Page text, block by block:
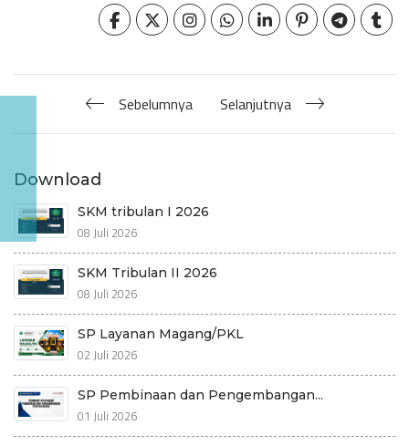
Sebelumnya Selanjutnya
Download
SKM tribulan I 2026
08 Juli 2026
SKM Tribulan II 2026
08 Juli 2026
SP Layanan Magang/PKL
02 Juli 2026
SP Pembinaan dan Pengembangan...
01 Juli 2026